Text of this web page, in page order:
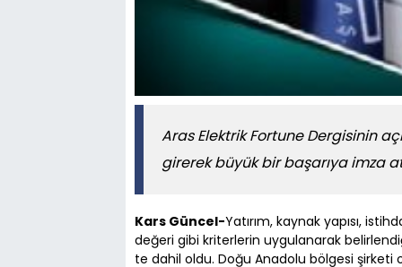
Aras Elektrik Fortune Dergisinin
girerek büyük bir başarıya imza
Kars Güncel-Yatırım, kaynak yapısı,
değeri gibi kriterlerin uygulanarak
te dahil oldu. Doğu Anadolu bölgesi şirketi